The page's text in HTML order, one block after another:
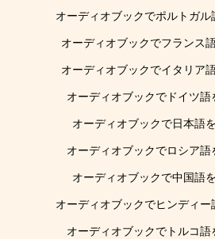
オーディオブックでポルトガル
オーディオブックでフランス
オーディオブックでイタリア
オーディオブックでドイツ語
オーディオブックで日本語
オーディオブックでロシア語
オーディオブックで中国語
オーディオブックでヒンディー
オーディオブックでトルコ語